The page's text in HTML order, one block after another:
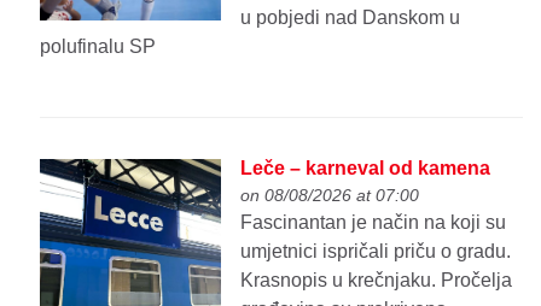
u pobjedi nad Danskom u
polufinalu SP
Leče – karneval od kamena
on 08/08/2026 at 07:00
Fascinantan je način na koji su
umjetnici ispričali priču o gradu.
Krasnopis u krečnjaku. Pročelja